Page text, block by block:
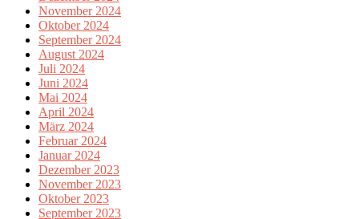
November 2024
Oktober 2024
September 2024
August 2024
Juli 2024
Juni 2024
Mai 2024
April 2024
März 2024
Februar 2024
Januar 2024
Dezember 2023
November 2023
Oktober 2023
September 2023